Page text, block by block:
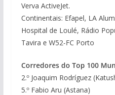
Verva ActiveJet.
Continentais: Efapel, LA
Hospital de Loulé, Rádio
Tavira e W52-FC Porto
Corredores do Top 100
2.º Joaquim Rodríguez
5.º Fabio Aru (Astana)